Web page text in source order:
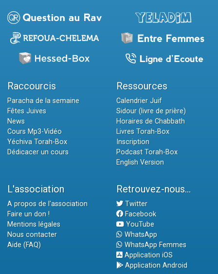
Raccourcis
Paracha de la semaine
Fêtes Juives
News
Cours Mp3-Vidéo
Yéchiva Torah-Box
Dédicacer un cours
Ressources
Calendrier Juif
Sidour (livre de prière)
Horaires de Chabbath
Livres Torah-Box
Inscription
Podcast Torah-Box
English Version
L'association
A propos de l'association
Faire un don !
Mentions légales
Nous contacter
Aide (FAQ)
Retrouvez-nous...
Twitter
Facebook
YouTube
WhatsApp
WhatsApp Femmes
Application iOS
Application Android